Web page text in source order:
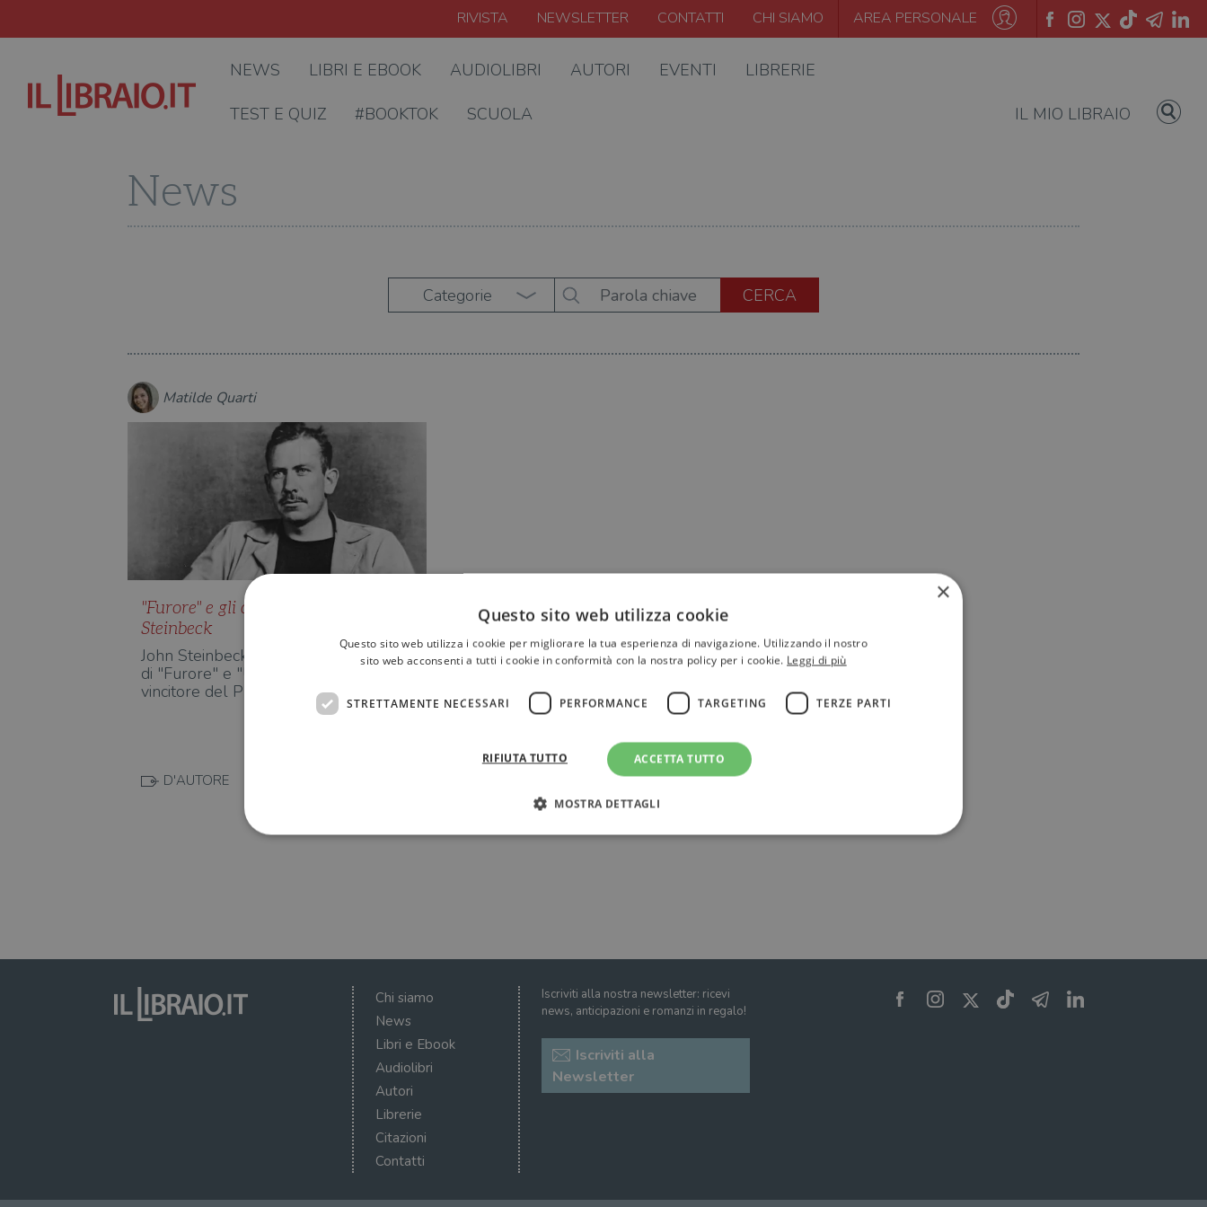
RIVISTA NEWSLETTER CONTATTI CHI SIAMO AREA PERSONALE
NEWS LIBRI E EBOOK AUDIOLIBRI AUTORI EVENTI LIBRERIE
TEST E QUIZ #BOOKTOK SCUOLA IL MIO LIBRAIO
News
Categorie
Matilde Quarti
"Furore" e gli altri libri di John
Steinbeck
John Steinbeck (1902-1968), autore
di "Furore" e "Uomini e topi" e
vincitore del Premio Nobel, con i…
D'AUTORE
Chi siamo
News
Libri e Ebook
Audiolibri
Autori
Librerie
Citazioni
Contatti
Iscriviti alla nostra newsletter: ricevi
news, anticipazioni e romanzi in regalo!
Iscriviti alla
Newsletter
×
Questo sito web utilizza cookie
Questo sito web utilizza i cookie per migliorare la tua esperienza di navigazione. Utilizzando il nostro
sito web acconsenti a tutti i cookie in conformità con la nostra policy per i cookie. Leggi di più
STRETTAMENTE NECESSARI PERFORMANCE TARGETING TERZE PARTI
ACCETTA TUTTO
RIFIUTA TUTTO
MOSTRA DETTAGLI
Dominio
wordpress_test_cookie
Inc.
Sessione
WordPress imposta questo cookie quando accedi alla pagina di login. Il
cookie viene utilizzato per verificare se il browser Web è impostato per
consentire o rifiutare i cookie.
wordpress_sec_[hash] .illibraio.it Sessione
Usato per gestire la sessione degli utenti loggati sul sito
wordpress_logged_in_[hash]
.illibraio.it Sessione
Usato per gestire la sessione degli utenti loggati sul sito
CookieScriptConsent
1 mese Memorizza lo stato del consenso ai cookie dell'utente per il dominio corrente.
settimana
3 giorni